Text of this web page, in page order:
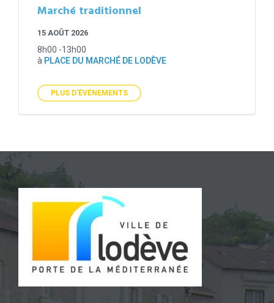
Marché traditionnel
15 AOÛT 2026
8h00 -13h00
à PLACE DU MARCHÉ DE LODÈVE
PLUS D'ÉVÉNEMENTS